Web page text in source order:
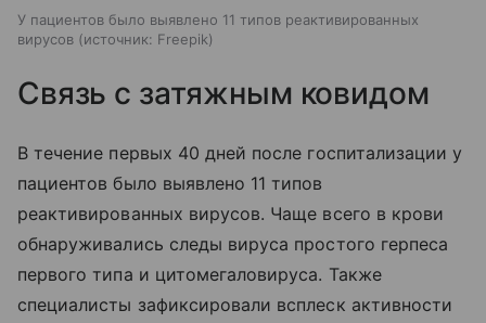
У пациентов было выявлено 11 типов реактивированных
вирусов
источник: Freepik
Связь с затяжным ковидом
В течение первых 40 дней после госпитализации у
пациентов было выявлено 11 типов
реактивированных вирусов. Чаще всего в крови
обнаруживались следы вируса простого герпеса
первого типа и цитомегаловируса. Также
специалисты зафиксировали всплеск активности